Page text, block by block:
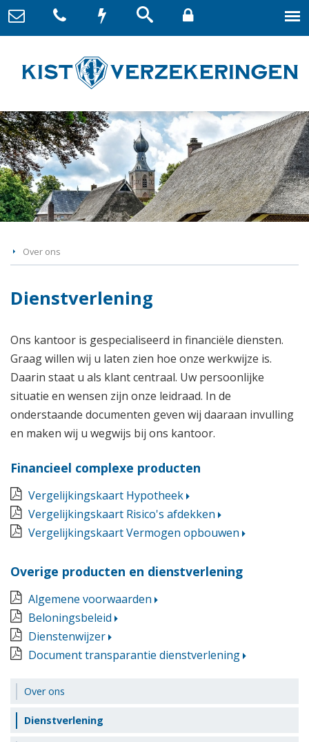
Over ons
Dienstverlening
Ons kantoor is gespecialiseerd in financiële diensten.
Graag willen wij u laten zien hoe onze werkwijze is.
Daarin staat u als klant centraal. Uw persoonlijke
situatie en wensen zijn onze leidraad. In de
onderstaande documenten geven wij daaraan invulling
en maken wij u wegwijs bij ons kantoor.
Financieel complexe producten
Vergelijkingskaart Hypotheek
Vergelijkingskaart Risico's afdekken
Vergelijkingskaart Vermogen opbouwen
Overige producten en dienstverlening
Algemene voorwaarden
Beloningsbeleid
Dienstenwijzer
Document transparantie dienstverlening
Over ons
Dienstverlening